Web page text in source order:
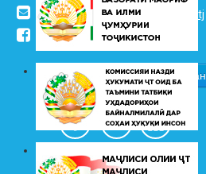
info@vhk.tj
info@ombudsman.tj
/kudakon